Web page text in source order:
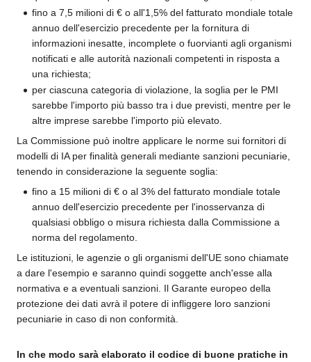
fino a 7,5 milioni di € o all'1,5% del fatturato mondiale totale
annuo dell'esercizio precedente per la fornitura di
informazioni inesatte, incomplete o fuorvianti agli organismi
notificati e alle autorità nazionali competenti in risposta a
una richiesta;
per ciascuna categoria di violazione, la soglia per le PMI
sarebbe l'importo più basso tra i due previsti, mentre per le
altre imprese sarebbe l'importo più elevato.
La Commissione può inoltre applicare le norme sui fornitori di
modelli di IA per finalità generali mediante sanzioni pecuniarie,
tenendo in considerazione la seguente soglia:
fino a 15 milioni di € o al 3% del fatturato mondiale totale
annuo dell'esercizio precedente per l'inosservanza di
qualsiasi obbligo o misura richiesta dalla Commissione a
norma del regolamento.
Le istituzioni, le agenzie o gli organismi dell'UE sono chiamate
a dare l'esempio e saranno quindi soggette anch'esse alla
normativa e a eventuali sanzioni. Il Garante europeo della
protezione dei dati avrà il potere di infliggere loro sanzioni
pecuniarie in caso di non conformità.
In che modo sarà elaborato il codice di buone pratiche in